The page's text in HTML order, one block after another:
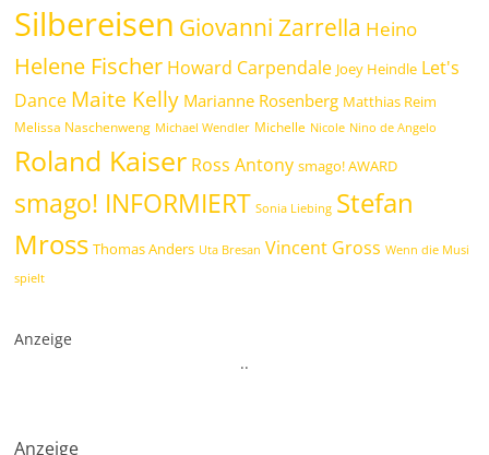
Silbereisen Giovanni Zarrella Heino
Helene Fischer Howard Carpendale Joey Heindle Let's
Dance Maite Kelly Marianne Rosenberg Matthias Reim
Melissa Naschenweng Michael Wendler Michelle Nicole Nino de Angelo
Roland Kaiser Ross Antony smago! AWARD
smago! INFORMIERT Sonia Liebing Stefan
Mross Thomas Anders Uta Bresan Vincent Gross Wenn die Musi
spielt
Anzeige
..
Anzeige